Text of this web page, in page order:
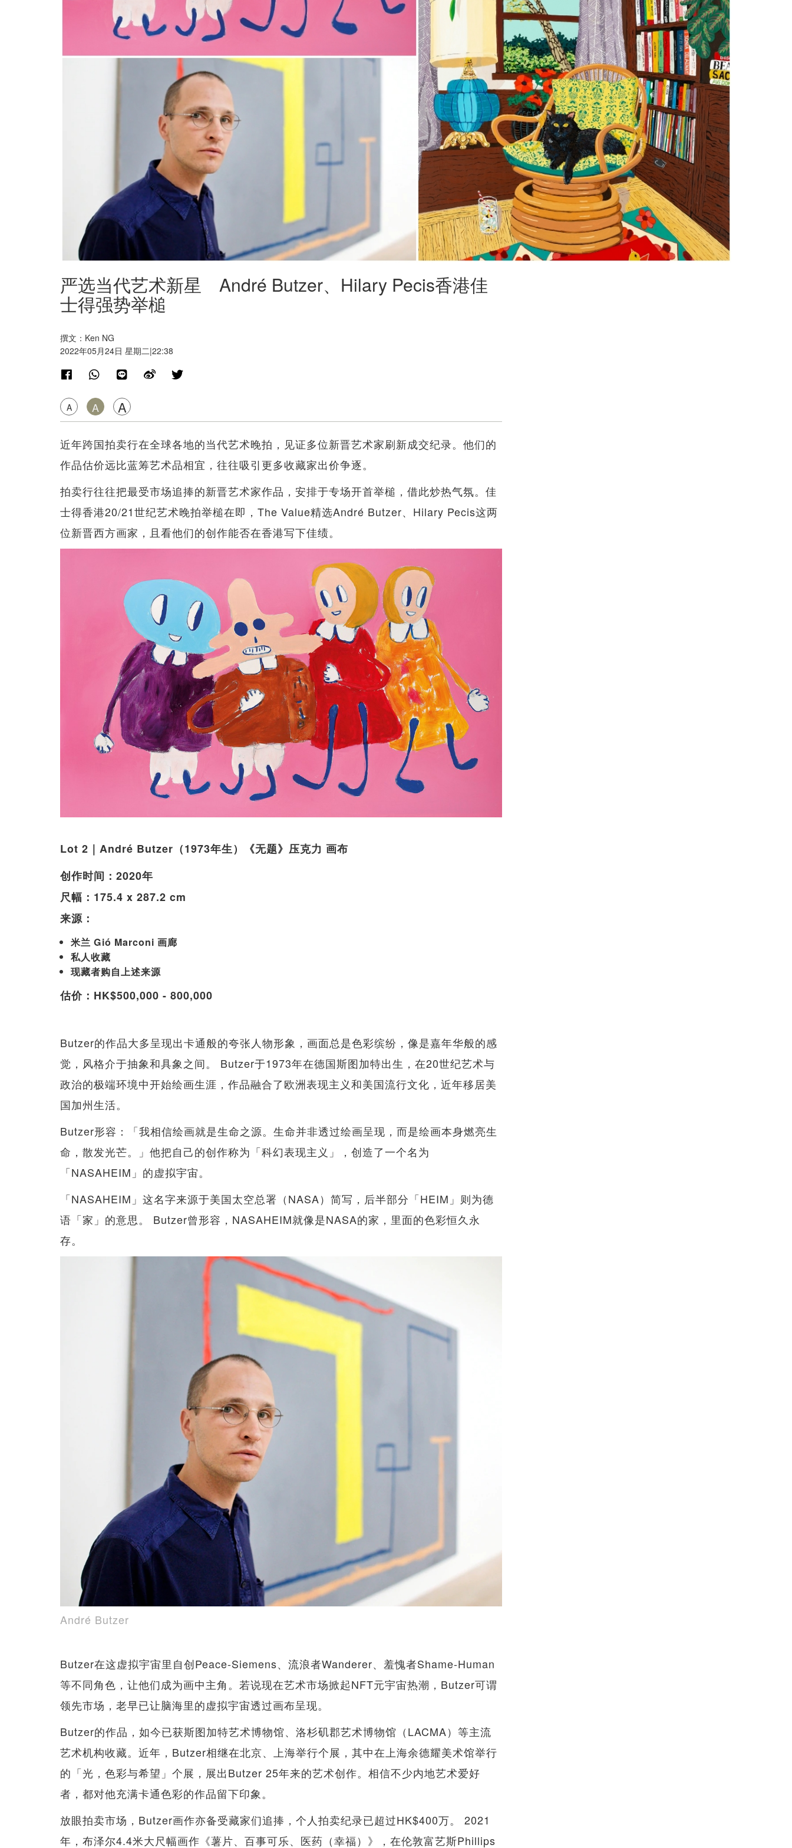
严选当代艺术新星 André Butzer、Hilary Pecis香港佳
士得强势举槌
撰文：Ken NG
2022年05月24日 星期二|22:38
A A A
近年跨国拍卖行在全球各地的当代艺术晚拍，见证多位新晋艺术家刷新成交纪录。他们的
作品估价远比蓝筹艺术品相宜，往往吸引更多收藏家出价争逐。
拍卖行往往把最受市场追捧的新晋艺术家作品，安排于专场开首举槌，借此炒热气氛。佳
士得香港20/21世纪艺术晚拍举槌在即，The Value精选André Butzer、Hilary Pecis这两
位新晋西方画家，且看他们的创作能否在香港写下佳绩。
Lot 2｜André Butzer（1973年生）《无题》压克力 画布
创作时间：2020年
尺幅：175.4 x 287.2 cm
来源：
米兰 Gió Marconi 画廊
私人收藏
现藏者购自上述来源
估价：HK$500,000 - 800,000
Butzer的作品大多呈现出卡通般的夸张人物形象，画面总是色彩缤纷，像是嘉年华般的感
觉，风格介于抽象和具象之间。 Butzer于1973年在德国斯图加特出生，在20世纪艺术与
政治的极端环境中开始绘画生涯，作品融合了欧洲表现主义和美国流行文化，近年移居美
国加州生活。
Butzer形容：「我相信绘画就是生命之源。生命并非透过绘画呈现，而是绘画本身燃亮生
命，散发光芒。」他把自己的创作称为「科幻表现主义」，创造了一个名为
「NASAHEIM」的虚拟宇宙。
「NASAHEIM」这名字来源于美国太空总署（NASA）简写，后半部分「HEIM」则为德
语「家」的意思。 Butzer曾形容，NASAHEIM就像是NASA的家，里面的色彩恒久永
存。
André Butzer
Butzer在这虚拟宇宙里自创Peace-Siemens、流浪者Wanderer、羞愧者Shame-Human
等不同角色，让他们成为画中主角。若说现在艺术市场掀起NFT元宇宙热潮，Butzer可谓
领先市场，老早已让脑海里的虚拟宇宙透过画布呈现。
Butzer的作品，如今已获斯图加特艺术博物馆、洛杉矶郡艺术博物馆（LACMA）等主流
艺术机构收藏。近年，Butzer相继在北京、上海举行个展，其中在上海余德耀美术馆举行
的「光，色彩与希望」个展，展出Butzer 25年来的艺术创作。相信不少内地艺术爱好
者，都对他充满卡通色彩的作品留下印象。
放眼拍卖市场，Butzer画作亦备受藏家们追捧，个人拍卖纪录已超过HK$400万。 2021
年，布泽尔4.4米大尺幅画作《薯片、百事可乐、医药（幸福）》，在伦敦富艺斯Phillips